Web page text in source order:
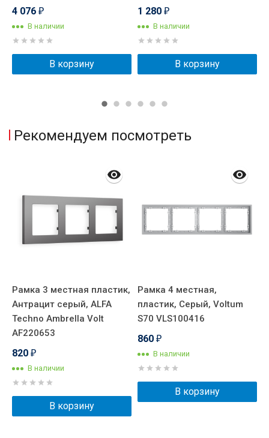
4 076 ₽
В наличии
В корзину
1 280 ₽
В наличии
В корзину
Рекомендуем посмотреть
Рамка 3 местная пластик,
Антрацит серый, ALFA
Techno Ambrella Volt
AF220653
820 ₽
В наличии
В корзину
Рамка 4 местная,
пластик, Серый, Voltum
S70 VLS100416
860 ₽
В наличии
В корзину